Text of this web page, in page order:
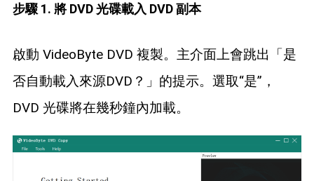
步驟 1. 將 DVD 光碟載入 DVD 副本
啟動 VideoByte DVD 複製。主介面上會跳出「是
否自動載入來源DVD？」的提示。選取“是”，
DVD 光碟將在幾秒鐘內加載。